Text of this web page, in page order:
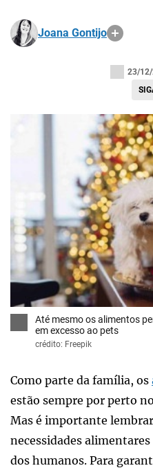
Joana Gontijo
23/
Até mesmo os alimentos
em excesso ao pets
crédito: Freepik
Como parte da família, os
estão sempre por perto
Mas é importante
necessidades
dos humanos. Para